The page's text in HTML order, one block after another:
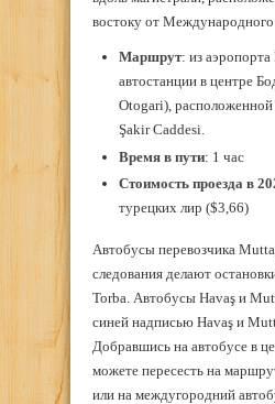
востоку от Международного
Маршрут: из
автостанции в центре
Otogari),
Şakir Caddesi.
Время в пути: 1 час
Стоимость проезда в
турецких лир ($3,66)
Автобусы перевозчика
следования делают
Torba. Автобусы Havaş и
синей надписью Havaş и
Добравшись на автобусе в
можете пересесть на
или на междугородний